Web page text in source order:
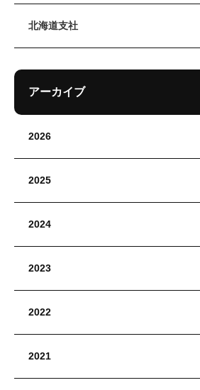
北海道支社
アーカイブ
2026
2025
2024
2023
2022
2021